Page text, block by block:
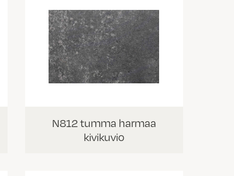
N812 tumma harmaa
kivikuvio